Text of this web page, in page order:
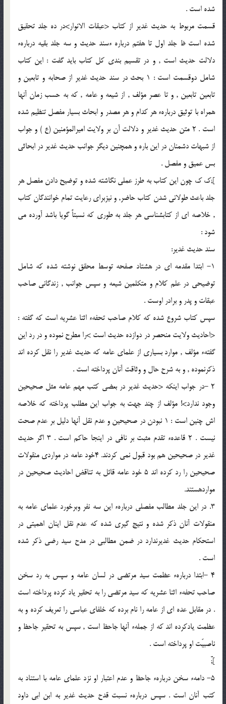
شده است .
قسمت مربوط به حديث غدير از كتاب <عبقات الانوار>در ده جلد تحقيق
شده است ظ جلد اول تا هفتم درباره ءسند حديث و سه جلد بقيه دربارهء
دلالت حديث است , و در تقسيم بندى كل كتاب بايد گفت : اين كتاب
شامل دوقسمت است : 1 بحث در سند حديث غدير از صحابه و تابعين و
تابعين تابعين , و تا عصر مؤلف , از شيعه و عامه , كه به حسب زمان آنها
همراه با توثيق دربارهء هر كدام و هر مصدر و ابحاث بسيار مفصل تنظيم شده
است . 2 متن حديث غدير و دلالت آن بر ولايت اميرالمؤمنين (ع ) و جواب
از شبهات دشمنان در اين باره و همچنين ديگر جوانب حديث غدير در ابحاثى
بس عميق و مفصل .
];ك ك چون اين كتاب به طرز عملى نگاشته شده و توضيح دادن مفصل هر
جلد باعث طولانى شدن كتاب حاضر, و نيزبراى رعايت تمام خوانندگان كتاب
, خلاصه اى از كتابشناسى هر جلد به طورى كه نسبتاً گويا باشد آورده مى
شود :
سند حديث غدير:
1- ابتدا مقدمه اى در هشتاد صفحه توسط محقق نوشته شده كه شامل
توضيحى در علم كلام و متكلمين شيعه و سپس جوانب , زندگانى صاحب
عبقات و پدر و برادر اوست .
سپس كتاب شروع شده كه كلام صاحب تحفهء اثنا عشريه است كه گفته :
<احاديث ولايت منحصر در دوازده حديث است >را مطرح نموده و در رد اين
گفتهء مؤلف , موارد بسيارى از علماى عامه كه حديث غدير را نقل كرده اند
ذكرنموده , و به شرح حال و وثاقت آنان پرداخته است .
2 -در جواب اينكه <حديث غدير در بعضى كتب مهم عامه مثل صحيحين
وجود ندارد>! مؤلف از چند جهت به جواب اين مطلب پرداخته كه خلاصه
اش چنين است : 1 نبودن در صحيحين و عدم نقل آنها دليل بر عدم صحت
نيست . 2 قاعدهء تقدم مثبت بر نافى در اينجا حاكم است . 3 اگر حديث
غدير در صحيحين هم بود قبول نمى كردند. 4خود عامه در مواردى منقولات
صحيحين را رد كرده اند 5 خود عامه قائل به تناقض احاديث صحيحين در
مواردهستند.
3. در اين جلد مطالب مفصلى دربارهء اين سه نفر وبرخورد علماى عامه به
منقولات آنان ذكر شده و نتيج گيرى شده كه عدم نقل اينان اهميتى در
استحكام حديث غديرندارد در ضمن مطالبى در مدح سيد رضى ذكر شده
است .
4 -ابتدا دربارهء عظمت سيد مرتضى در لسان عامه و سپس به رد سخن
صاحب تحفهء اثنا عشريه كه سيد مرتضى را به تحقير ياد كرده پرداخته است
. در مقابل عده اى از عامه را نام برده كه خلفاى عباسى را تعريف كرده و به
عظمت يادكرده اند كه از جملهء آنها جاحظ است , سپس به تحقير جاحظ و
ناصبيّت او پرداخته است .
];ّّ
5- دامهء سخن دربارهء جاحظ و عدم اعتبار او نزد علماى عامه با استناد به
كتب آنان است . سپس دربارهء نسبت قدح حديث غدير به ابن ابى داود